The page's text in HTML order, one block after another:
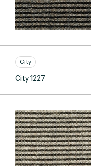
City
City 1227